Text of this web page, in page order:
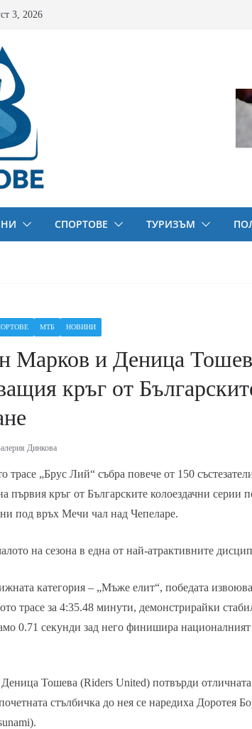
3, 2026
СПОРТОВЕ ТУРИЗЪМ
МТБ НОВИНИ
Марков и Деница
кръг от
Динкова
трасе „Брус Лий“ събра повече от 150
първия кръг от Българските колоездачни серии
под връх Мечи чал над Чепеларе.
на сезона в една от най-атрактивните
категория – „Мъже елит“, победата
трасе за 4:35.48 минути, демонстрирайки
0.71 секунди зад него финишира
Тошева (Riders United) потвърди отличната
стълбичка до нея се наредиха Доротея